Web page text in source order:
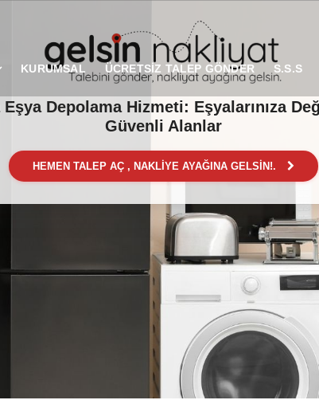
KURUMSAL ÜCRETSİZ TALEP GÖNDER S.S.S
Depolama Hizmeti: Eşyalarınıza
Güvenli Alanlar
HEMEN TALEP AÇ , NAKLİYE AYAĞINA GELSİN!.